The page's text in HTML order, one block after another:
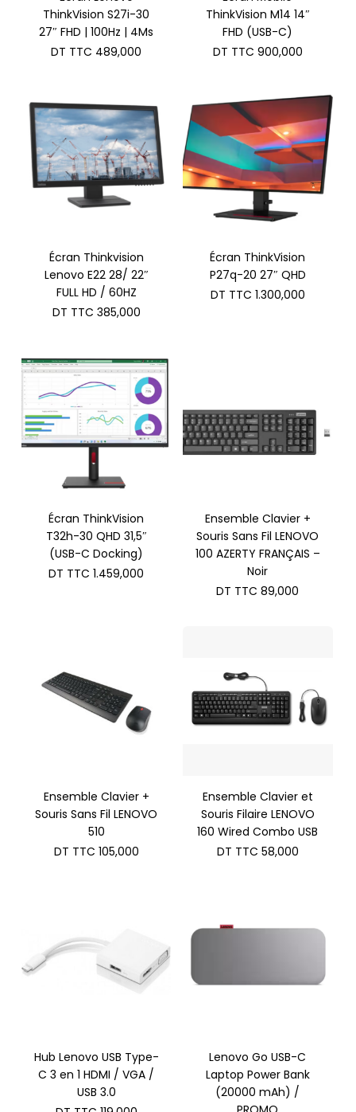
ThinkVision S27i-30
27″ FHD | 100Hz | 4Ms
DT TTC 489,000
ThinkVision M14 14″
FHD (USB-C)
DT TTC 900,000
Écran Thinkvision
Lenovo E22 28/ 22″
FULL HD / 60HZ
DT TTC 385,000
Écran ThinkVision
P27q-20 27″ QHD
DT TTC 1.300,000
Écran ThinkVision
T32h-30 QHD 31,5″
(USB-C Docking)
DT TTC 1.459,000
Ensemble Clavier +
Souris Sans Fil LENOVO
100 AZERTY FRANÇAIS –
Noir
DT TTC 89,000
Ensemble Clavier +
Souris Sans Fil LENOVO
510
DT TTC 105,000
Ensemble Clavier et
Souris Filaire LENOVO
160 Wired Combo USB
DT TTC 58,000
Hub Lenovo USB Type-
C 3 en 1 HDMI / VGA /
USB 3.0
Lenovo Go USB-C
Laptop Power Bank
(20000 mAh) /